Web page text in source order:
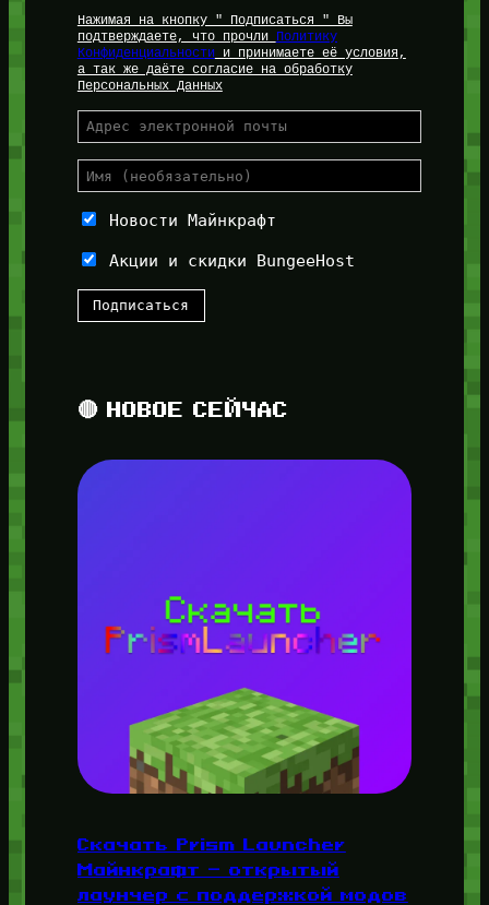
Нажимая на кнопку " Подписаться " Вы
подтверждаете, что прочли Политику
Конфиденциальностии принимаете её условия,
а так же даёте согласие на обработку
Персональных Данных
Новости Майнкрафт
Акции и скидки BungeeHost
🔴 НОВОЕ СЕЙЧАС
Скачать Prism Launcher
Майнкрафт — открытый
лаунчер с поддержкой модов